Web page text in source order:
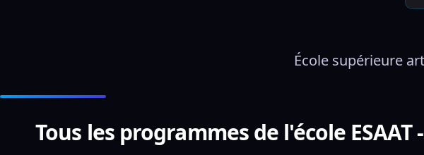
École supérieure
Tous les programmes de l'école